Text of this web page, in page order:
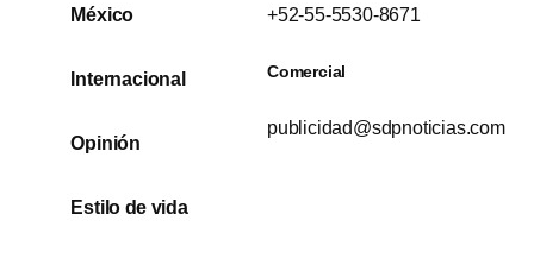
México
Internacional
Opinión
Estilo de vida
+52-55-5530-8671
Comercial
publicidad@sdpnoticias.com